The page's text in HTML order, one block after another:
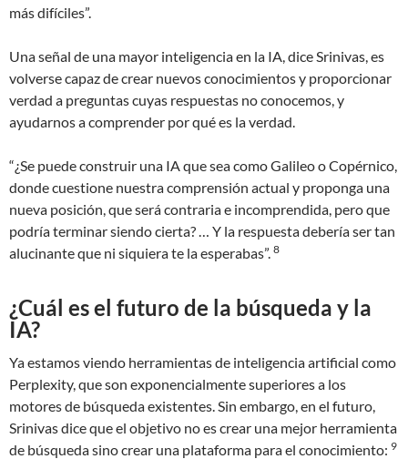
más difíciles”.
Una señal de una mayor inteligencia en la IA, dice Srinivas, es
volverse capaz de crear nuevos conocimientos y proporcionar
verdad a preguntas cuyas respuestas no conocemos, y
ayudarnos a comprender por qué es la verdad.
“¿Se puede construir una IA que sea como Galileo o Copérnico,
donde cuestione nuestra comprensión actual y proponga una
nueva posición, que será contraria e incomprendida, pero que
podría terminar siendo cierta? … Y la respuesta debería ser tan
alucinante que ni siquiera te la esperabas”. 8
¿Cuál es el futuro de la búsqueda y la
IA?
Ya estamos viendo herramientas de inteligencia artificial como
Perplexity, que son exponencialmente superiores a los
motores de búsqueda existentes. Sin embargo, en el futuro,
Srinivas dice que el objetivo no es crear una mejor herramienta
de búsqueda sino crear una plataforma para el conocimiento: 9